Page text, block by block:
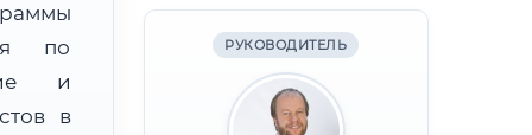
РУКОВОДИТЕЛЬ
по
и
в